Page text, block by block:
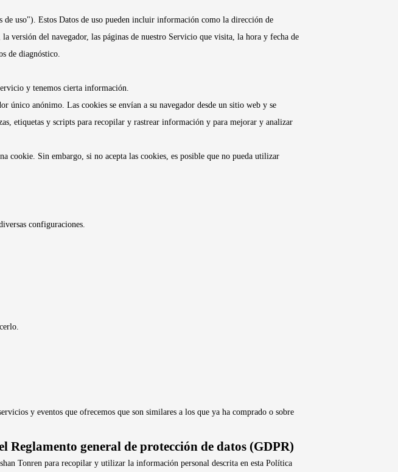
uso"). Estos Datos de uso pueden incluir información como la dirección de
del navegador, las páginas de nuestro Servicio que visita, la hora y fecha de
de diagnóstico.
y tenemos cierta información.
único anónimo. Las cookies se envían a su navegador desde un sitio web y se
etiquetas y scripts para recopilar y rastrear información y para mejorar y analizar
cookie. Sin embargo, si no acepta las cookies, es posible que no pueda utilizar
configuraciones.
y eventos que ofrecemos que son similares a los que ya ha comprado o sobre
Reglamento general de protección de datos (GDPR)
Tonren para recopilar y utilizar la información personal descrita en esta Política